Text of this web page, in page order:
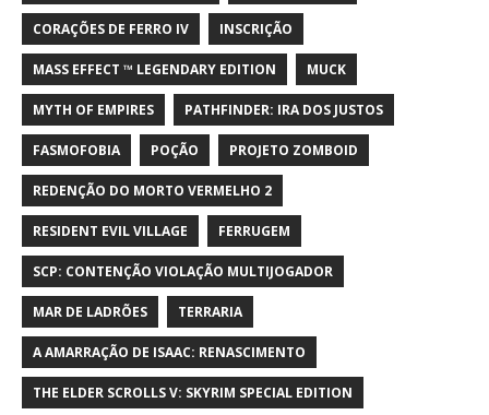
CORAÇÕES DE FERRO IV INSCRIÇÃO
MASS EFFECT ™ LEGENDARY EDITION MUCK
MYTH OF EMPIRES PATHFINDER: IRA DOS JUSTOS
FASMOFOBIA POÇÃO PROJETO ZOMBOID
REDENÇÃO DO MORTO VERMELHO 2
RESIDENT EVIL VILLAGE FERRUGEM
SCP: CONTENÇÃO VIOLAÇÃO MULTIJOGADOR
MAR DE LADRÕES TERRARIA
A AMARRAÇÃO DE ISAAC: RENASCIMENTO
THE ELDER SCROLLS V: SKYRIM SPECIAL EDITION